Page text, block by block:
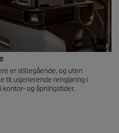
er stillegående, og uten
til usjenerende rengjøring i
og åpningstider.